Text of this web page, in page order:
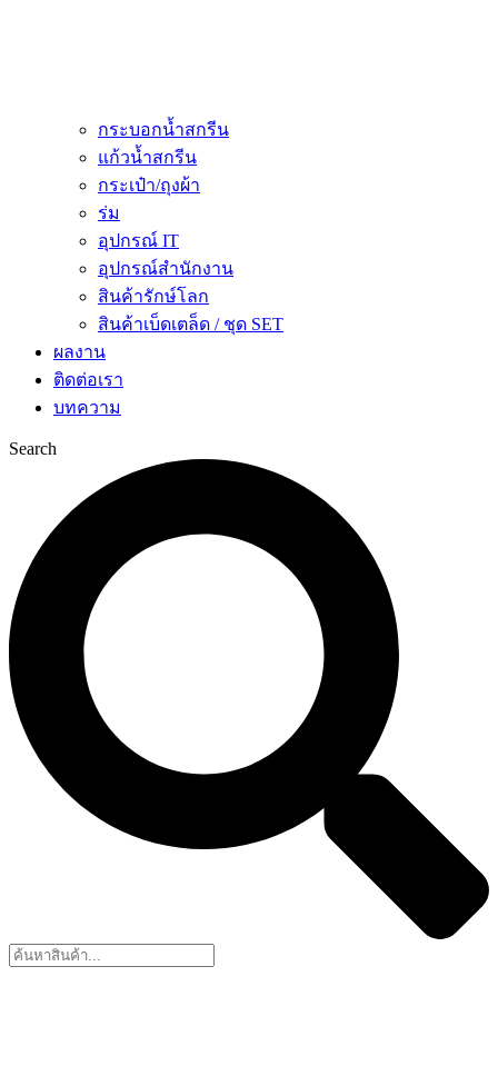
กระบอกน้ำสกรีน
แก้วน้ำสกรีน
กระเป๋า/ถุงผ้า
ร่ม
อุปกรณ์ IT
อุปกรณ์สำนักงาน
สินค้ารักษ์โลก
สินค้าเบ็ดเตล็ด / ชุด SET
ผลงาน
ติดต่อเรา
บทความ
Search